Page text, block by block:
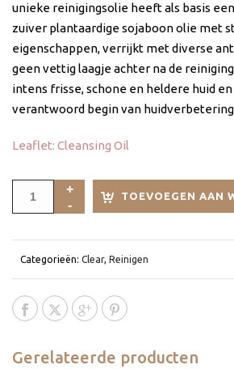
unieke reinigingsolie heeft als basis
zuiver plantaardige sojaboon olie met
eigenschappen, verrijkt met diverse
geen vettig laagje achter na de
intens frisse, schone en heldere huid
verantwoord begin van
Leaflet: Cleansing Oil
TOEVOEGEN AAN
Categorieën: Clear, Reinigen
Gerelateerde producten